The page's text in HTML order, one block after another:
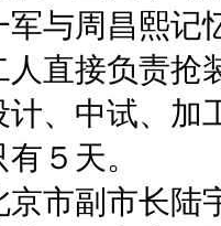
军与周昌熙
人直接负责抢
、中试、加
５天。
市副市长陆